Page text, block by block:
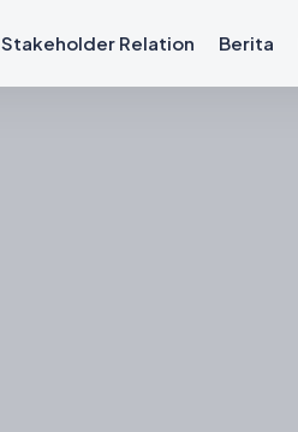
Stakeholder Relation Berita